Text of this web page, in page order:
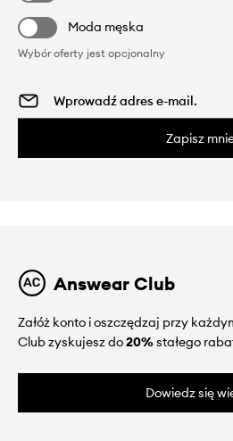
Moda męska
Wybór oferty jest opcjonalny
Zapisz
Answear Club
Załóż konto i oszczędzaj przy
Club zyskujesz do20%stałego
Dowiedz się